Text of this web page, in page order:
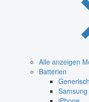
Alle anzeigen
Batterien